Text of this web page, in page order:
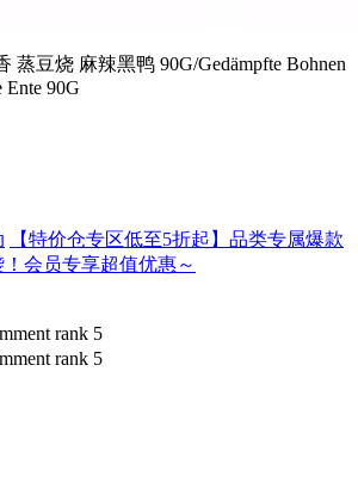
蒸豆烧 麻辣黑鸭 90G/Gedämpfte Bohnen
Ente 90G
【特价仓专区低至5折起】品类专属爆款
！会员专享超值优惠～